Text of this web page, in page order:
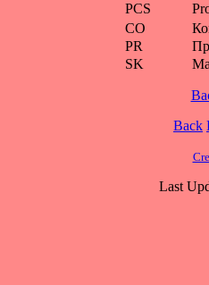
PCS
CO
PR
SK
Back
Last